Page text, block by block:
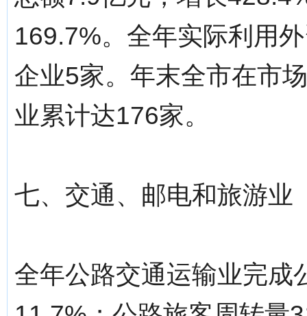
169.7%。全年实际利用
企业5家。年末全市在市
业累计达176家。
七、交通、邮电和旅游业
全年公路交通运输业完成